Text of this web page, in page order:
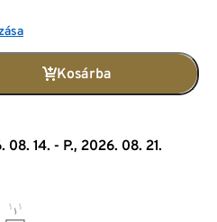
Kosárba
08. 14. - P., 2026. 08. 21.